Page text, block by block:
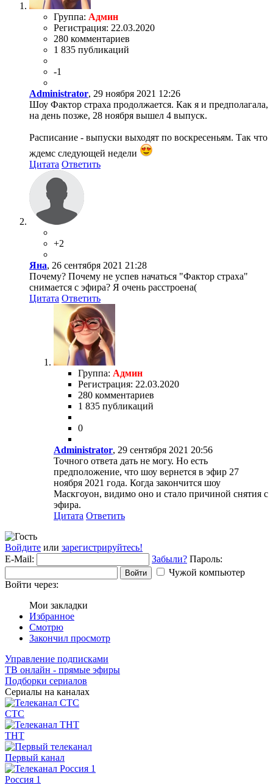
Группа: Админ
Регистрация: 22.03.2020
280 комментариев
1 835 публикаций
-1
Administrator, 29 ноября 2021 12:26
Шоу Фактор страха продолжается. Как я и предполагала,
на день позже, 28 ноября вышел 4 выпуск.
Расписание - выпуски выходят по воскресеньям. Так что
ждемс следующей недели
Цитата Ответить
+2
Яна, 26 сентября 2021 21:28
Почему? Почему не успев начаться "Фактор страха"
снимается с эфира? Я очень расстроена(
Цитата Ответить
Группа: Админ
Регистрация: 22.03.2020
280 комментариев
1 835 публикаций
0
Administrator, 29 сентября 2021 20:56
Точного ответа дать не могу. Но есть
предположение, что шоу вернется в эфир 27
ноября 2021 года. Когда закончится шоу
Маскгоуон, видимо оно и стало причиной снятия с
эфира.
Цитата Ответить
Войдите или зарегистрируйтесь!
E-Mail:
Забыли? Пароль:
Войти
Чужой компьютер
Войти через:
Мои закладки
Избранное
Смотрю
Закончил просмотр
Управление подписками
ТВ онлайн - прямые эфиры
Подборки сериалов
Сериалы на каналах
СТС
ТНТ
Первый канал
Россия 1